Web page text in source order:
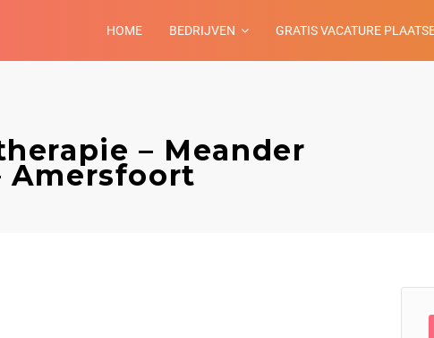
HOME BEDRIJVEN GRATIS VACATURE
– Meander
Amersfoort